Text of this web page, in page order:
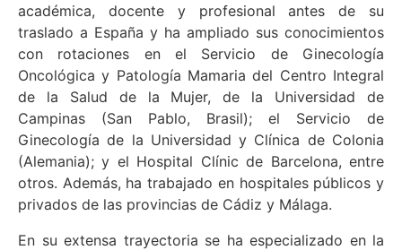
académica, docente y profesional antes de su
traslado a España y ha ampliado sus conocimientos
con rotaciones en el Servicio de Ginecología
Oncológica y Patología Mamaria del Centro Integral
de la Salud de la Mujer, de la Universidad de
Campinas (San Pablo, Brasil); el Servicio de
Ginecología de la Universidad y Clínica de Colonia
(Alemania); y el Hospital Clínic de Barcelona, entre
otros. Además, ha trabajado en hospitales públicos y
privados de las provincias de Cádiz y Málaga.
En su extensa trayectoria se ha especializado en la